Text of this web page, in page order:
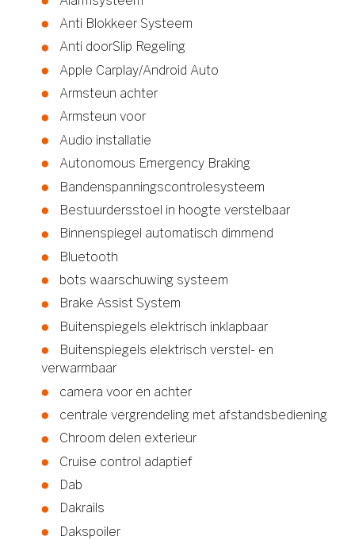
Anti Blokkeer Systeem
Anti doorSlip Regeling
Apple Carplay/Android Auto
Armsteun achter
Armsteun voor
Audio installatie
Autonomous Emergency Braking
Bandenspanningscontrolesysteem
Bestuurdersstoel in hoogte verstelbaar
Binnenspiegel automatisch dimmend
Bluetooth
bots waarschuwing systeem
Brake Assist System
Buitenspiegels elektrisch inklapbaar
Buitenspiegels elektrisch verstel- en
verwarmbaar
camera voor en achter
centrale vergrendeling met afstandsbediening
Chroom delen exterieur
Cruise control adaptief
Dab
Dakrails
Dakspoiler